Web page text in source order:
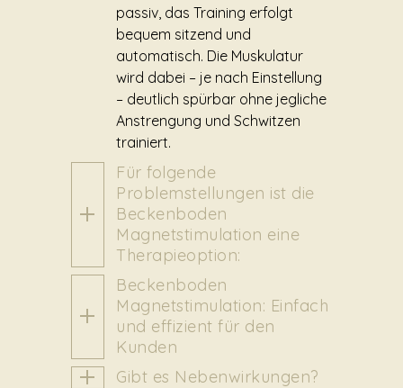
passiv, das Training erfolgt
bequem sitzend und
automatisch. Die Muskulatur
wird dabei – je nach Einstellung
– deutlich spürbar ohne jegliche
Anstrengung und Schwitzen
trainiert.
Für folgende
Problemstellungen ist die
Beckenboden
Magnetstimulation eine
Therapieoption:
Beckenboden
Magnetstimulation: Einfach
und effizient für den
Kunden
Gibt es Nebenwirkungen?